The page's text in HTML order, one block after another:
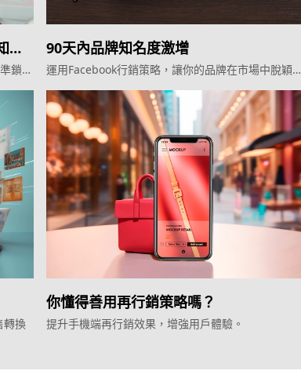
鎖定
90天內品牌知名度激增
運用Facebook行銷策略，讓你的品牌在市場中脫穎而
轉換
你懂得善用再行銷策略嗎？
提升手機端再行銷效果，增強用戶體驗。